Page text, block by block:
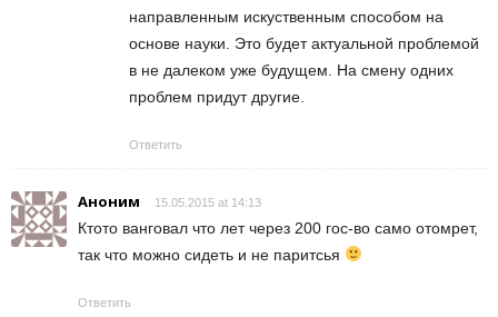
направленным искуственным способом на
основе науки. Это будет актуальной проблемой
в не далеком уже будущем. На смену одних
проблем придут другие.
Ответить
Аноним 15.05.2015 at 14:13
Ктото ванговал что лет через 200 гос-во само отомрет,
так что можно сидеть и не паритсья
Ответить